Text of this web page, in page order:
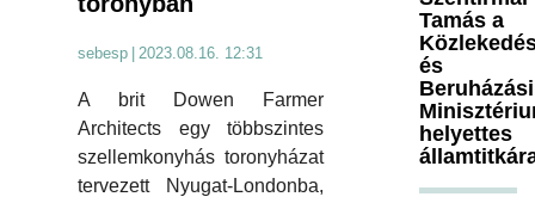
sebesp 2023.08.16. 12:31
A brit Dowen Farmer
Architects egy többszintes
szellemkonyhás toronyházat
tervezett Nyugat-Londonba,
Tamás a
és
Beruházási
helyettes